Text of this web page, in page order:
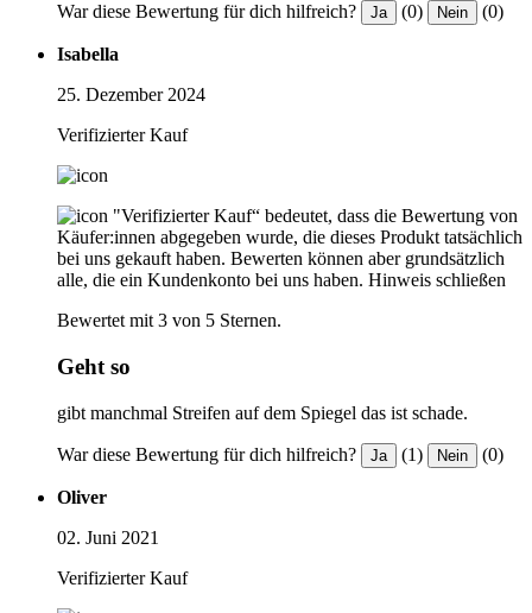
War diese Bewertung für dich hilfreich? Ja (0) Nein (0)
Isabella
25. Dezember 2024
Verifizierter Kauf
"Verifizierter Kauf“ bedeutet, dass die Bewertung von
Käufer:innen abgegeben wurde, die dieses Produkt tatsächlich
bei uns gekauft haben. Bewerten können aber grundsätzlich
alle, die ein Kundenkonto bei uns haben. Hinweis schließen
Bewertet mit 3 von 5 Sternen.
Geht so
gibt manchmal Streifen auf dem Spiegel das ist schade.
War diese Bewertung für dich hilfreich? Ja (1) Nein (0)
Oliver
02. Juni 2021
Verifizierter Kauf